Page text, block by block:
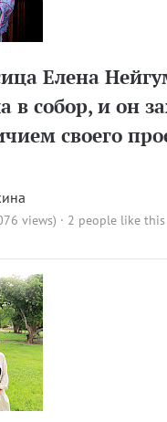
Елена
в собор, и он
своего
views) · 2 people like this